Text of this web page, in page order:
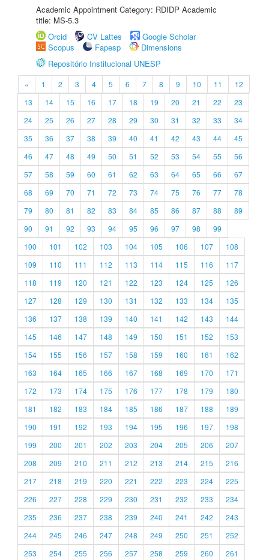
Academic Appointment Category: RDIDP Academic
title: MS-5.3
Orcid
CV Lattes
Google Scholar
Scopus
Fapesp
Dimensions
Repositório Institucional UNESP
« 1 2 3 4 5 6 7 8 9 10 11
12
13
14 15 16 17 18 19 20 21 22
23
24
25 26 27 28 29 30 31 32 33
34
35
36 37 38 39 40 41 42 43 44
45
46
47 48 49 50 51 52 53 54 55
56
57
58 59 60 61 62 63 64 65 66
67
68
69 70 71 72 73 74 75 76 77
78
79
80 81 82 83 84 85 86 87 88
89
90
91 92 93 94 95 96 97 98
99
100
101 102 103 104 105 106 107
108
109
110 111 112 113 114 115 116
117
118
119 120 121 122 123 124 125
126
127
128 129 130 131 132 133 134
135
136
137 138 139 140 141 142 143
144
145
146 147 148 149 150 151 152
153
154
155 156 157 158 159 160 161
162
163
164 165 166 167 168 169 170
171
172
173 174 175 176 177 178 179
180
181
182 183 184 185 186 187 188
189
190
191 192 193 194 195 196 197
198
199
200 201 202 203 204 205 206
207
208
209 210 211 212 213 214 215
216
217
218 219 220 221 222 223 224
225
226
227 228 229 230 231 232 233
234
235
236 237 238 239 240 241 242
243
244
245 246 247 248 249 250 251
252
253
254 255 256 257 258 259 260 261